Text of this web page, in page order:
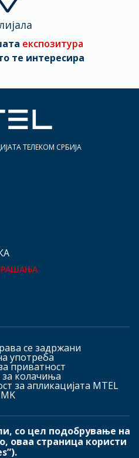
експозитура
те интересира
ТЕЛЕКОМ СРБИЈА
се задржани
употреба
приватност
колачиња
за апликацијата MTEL
MK
страници
со цел подобрување на
оваа страница користи